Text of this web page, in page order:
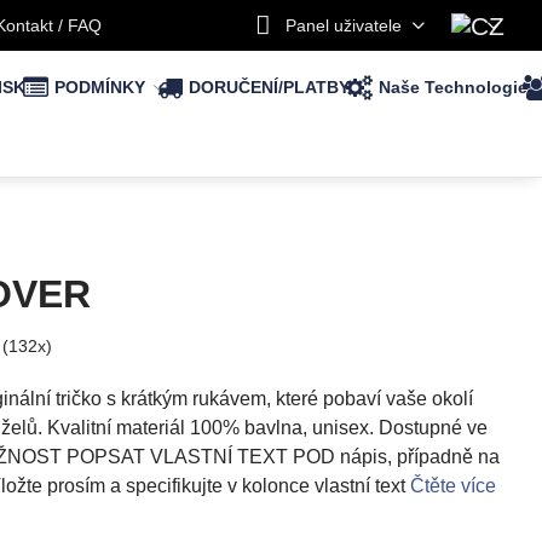
/ FAQ Panel uživatele
PODMÍNKY DORUČENÍ/PLATBY Naše Technologie
132x)
tričko s krátkým rukávem, které pobaví vaše okolí
Kvalitní materiál 100% bavlna, unisex. Dostupné ve
POPSAT VLASTNÍ TEXT POD nápis, případně na
prosím a specifikujte v kolonce vlastní textČtěte více